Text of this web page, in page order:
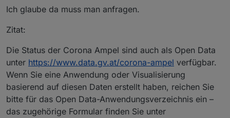
Ich glaube da muss man anfragen.
Zitat:
Die Status der Corona Ampel sind auch als Open Data
unter https://www.data.gv.at/corona-ampel verfügbar.
Wenn Sie eine Anwendung oder Visualisierung
basierend auf diesen Daten erstellt haben, reichen Sie
bitte für das Open Data-Anwendungsverzeichnis ein –
das zugehörige Formular finden Sie unter